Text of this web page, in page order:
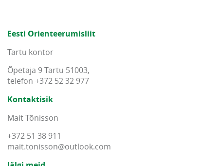
Eesti Orienteerumisliit
Tartu kontor
Õpetaja 9 Tartu 51003,
telefon +372 52 32 977
Kontaktisik
Mait Tõnisson
+372 51 38 911
mait.tonisson@outlook.com